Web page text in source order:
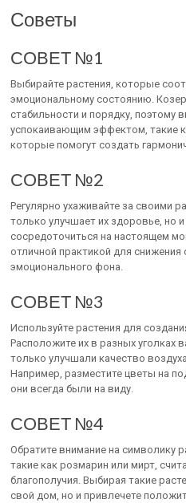
Советы
СОВЕТ №1
Выбирайте растения, которые
эмоциональному состоянию.
стабильности и порядку, поэтому
успокаивающим эффектом, такие
которые помогут создать
СОВЕТ №2
Регулярно ухаживайте за своими
только улучшает их здоровье, но
сосредоточиться на настоящем
отличной практикой для снижения
эмоционального фона.
СОВЕТ №3
Используйте растения для
Расположите их в разных уголках
только улучшали качество
Например, разместите цветы на
они всегда были на виду.
СОВЕТ №4
Обратите внимание на символику
такие как розмарин или мирт,
благополучия. Выбирая такие
свой дом, но и привлечете